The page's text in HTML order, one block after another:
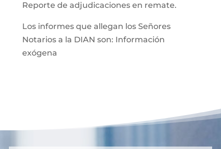
Reporte de adjudicaciones en remate.
Los informes que allegan los Señores
Notarios a la DIAN son: Información
exógena